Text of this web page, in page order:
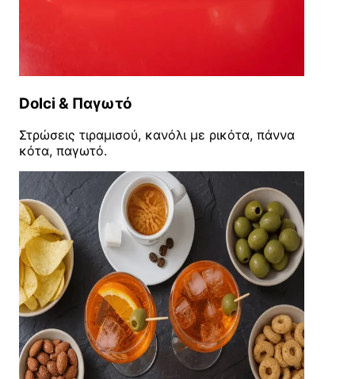
Dolci & Παγωτό
Στρώσεις τιραμισού, κανόλι με ρικότα, πάννα
κότα, παγωτό.